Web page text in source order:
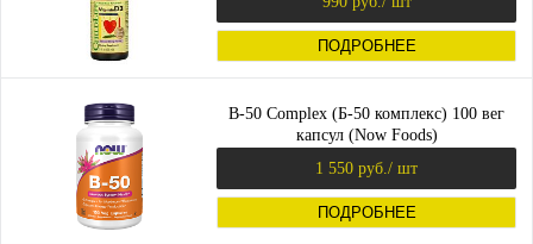
ПОДРОБНЕЕ
B-50 Complex (Б-50 комплекс) 100 вег
капсул (Now Foods)
1 550 руб. / шт
ПОДРОБНЕЕ